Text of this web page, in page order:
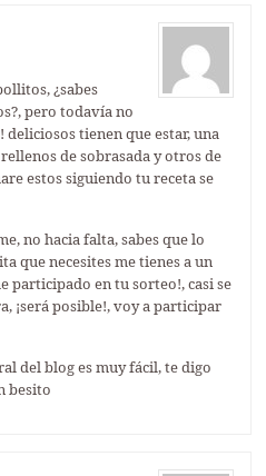
¿sabes
pero todavía no
tienen que estar, una
de sobrasada y otros de
estos siguiendo tu receta se
no hacia falta, sabes que lo
que necesites me tienes a un
participado en tu sorteo!, casi se
¡será posible!, voy a participar
del blog es muy fácil, te digo
besito